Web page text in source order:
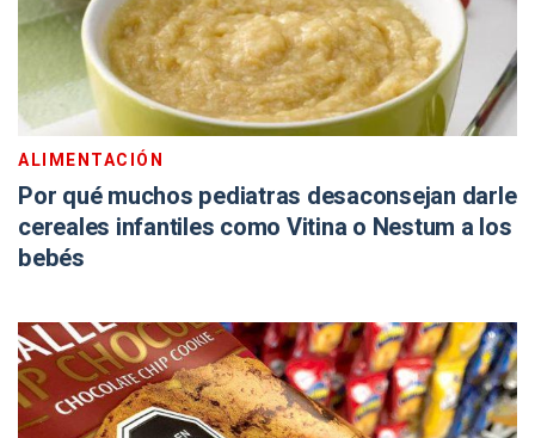
ALIMENTACIÓN
Por qué muchos pediatras desaconsejan darle
cereales infantiles como Vitina o Nestum a los
bebés